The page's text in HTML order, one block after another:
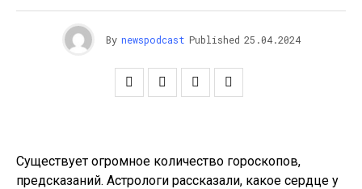
By newspodcast Published 25.04.2024
Существует огромное количество гороскопов,
предсказаний. Астрологи рассказали, какое сердце у